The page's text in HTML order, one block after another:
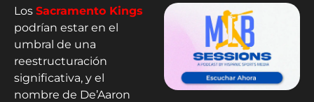
Los Sacramento Kings
podrían estar en el
umbral de una
reestructuración
significativa, y el
nombre de De’Aaron